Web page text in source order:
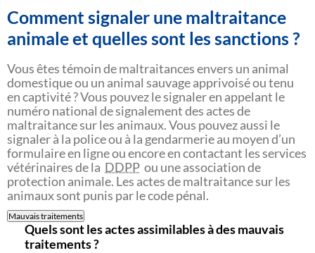
Comment signaler une maltraitance
animale et quelles sont les sanctions ?
Vous êtes témoin de maltraitances envers un animal
domestique ou un animal sauvage apprivoisé ou tenu
en captivité ? Vous pouvez le signaler en appelant le
numéro national de signalement des actes de
maltraitance sur les animaux. Vous pouvez aussi le
signaler à la police ou à la gendarmerie au moyen d’un
formulaire en ligne ou encore en contactant les services
vétérinaires de la DDPP ou une association de
protection animale. Les actes de maltraitance sur les
animaux sont punis par le code pénal.
Mauvais traitements
Quels sont les actes assimilables à des mauvais
traitements ?